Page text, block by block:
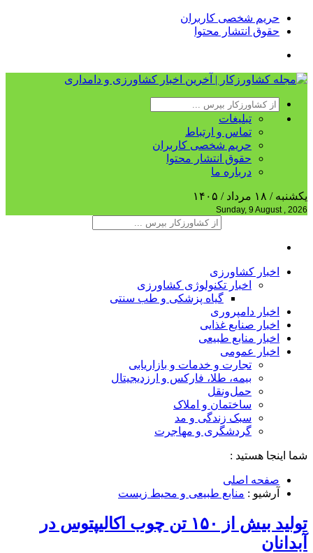
حریم شخصی کاربران
حقوق انتشار محتوا
تبلیغات
تماس و ارتباط
حریم شخصی کاربران
حقوق انتشار محتوا
درباره ما
یکشنبه / ۱۸ مرداد / ۱۴۰۵
Sunday, 9 August , 2026
اخبار کشاورزی
اخبار تکنولوژی کشاورزی
گیاه پزشکی و طب سنتی
اخبار دامپروری
اخبار صنایع غذایی
اخبار منابع طبیعی
اخبار عمومی
تجارت و خدمات و بازاریابی
بیمه، طلا، فارکس و ارزدیجیتال
حمل‌و‌نقل
ساختمان و املاک
سبک زندگی و مد
گردشگری و مهاجرت
شما اینجا هستید :
صفحه اصلی
آرشیو : منابع طبیعی و محیط زیست
تولید بیش از ۱۵۰ تن چوب اکالیپتوس در
آبدانان